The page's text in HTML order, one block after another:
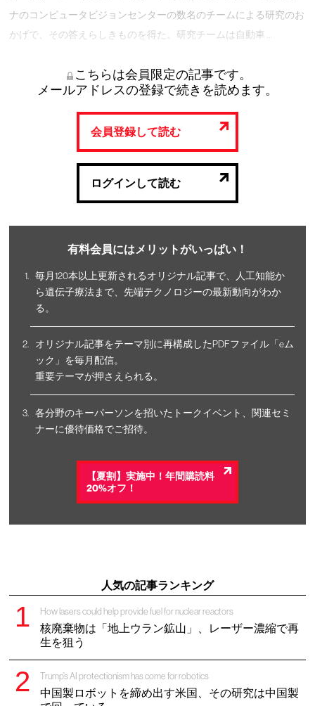
ナのコンピュータビジョンセンターの数名のチームによる研究のお
かげで、その答えらしきものを得た。研究チームは自動車 …
こちらは会員限定の記事です。
メールアドレスの登録で続きを読めます。
会員登録して読む
ログインして読む
有料会員にはメリットがいっぱい！
毎月120本以上更新されるオリジナル記事で、人工知能か
ら遺伝子療法まで、先端テクノロジーの最新動向がわか
る。
オリジナル記事をテーマ別に再構成したPDFファイル「eム
ック」を毎月配信。
重要テーマが押さえられる。
各分野のキーパーソンを招いたトークイベント、関連セミ
ナーに優待価格でご招待。
【夏割】実施中！年間購読料
20%オフ！
人気の記事ランキング
How lasers could help provide fuel for nuclear reactors
核廃棄物は「地上ウラン鉱山」、レーザー濃縮で再
生を狙う
Trump’s AI protectionism has come for robotics
中国製ロボットを締め出す米国、その研究は中国製